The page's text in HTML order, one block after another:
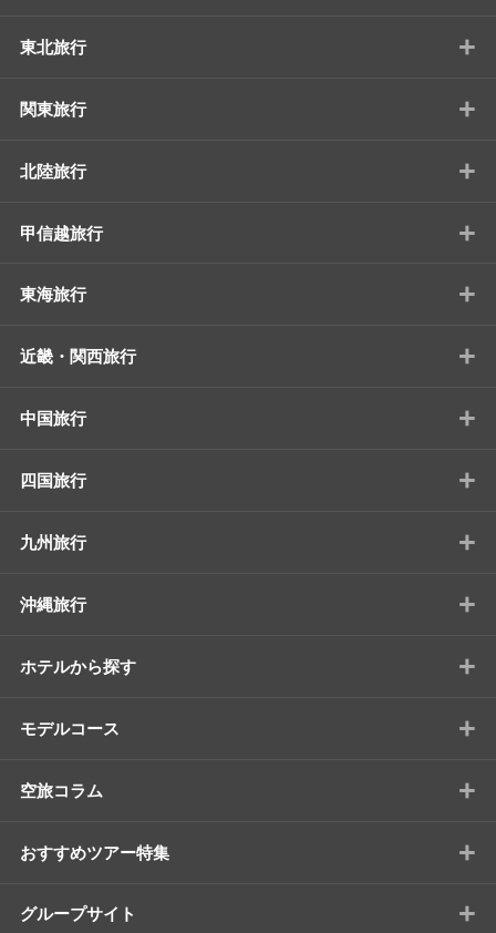
東北旅行 +
関東旅行 +
北陸旅行 +
甲信越旅行 +
東海旅行 +
近畿・関西旅行 +
中国旅行 +
四国旅行 +
九州旅行 +
沖縄旅行 +
ホテルから探す +
モデルコース +
空旅コラム +
おすすめツアー特集 +
グループサイト +